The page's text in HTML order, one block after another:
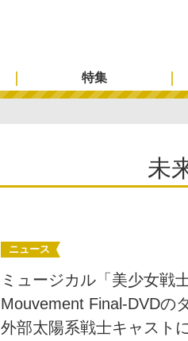
特集
未
ニュース
ミュージカル「美少女戦
Mouvement Final-DVDの
外部太陽系戦士キャスト